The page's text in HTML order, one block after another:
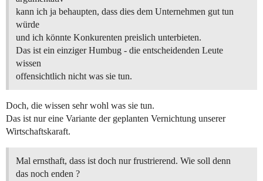
kann ich ja behaupten, dass dies dem Unternehmen gut tun
würde
und ich könnte Konkurenten preislich unterbieten.
Das ist ein einziger Humbug - die entscheidenden Leute
wissen
offensichtlich nicht was sie tun.
Doch, die wissen sehr wohl was sie tun.
Das ist nur eine Variante der geplanten Vernichtung unserer
Wirtschaftskaraft.
Mal ernsthaft, dass ist doch nur frustrierend. Wie soll denn
das noch enden ?